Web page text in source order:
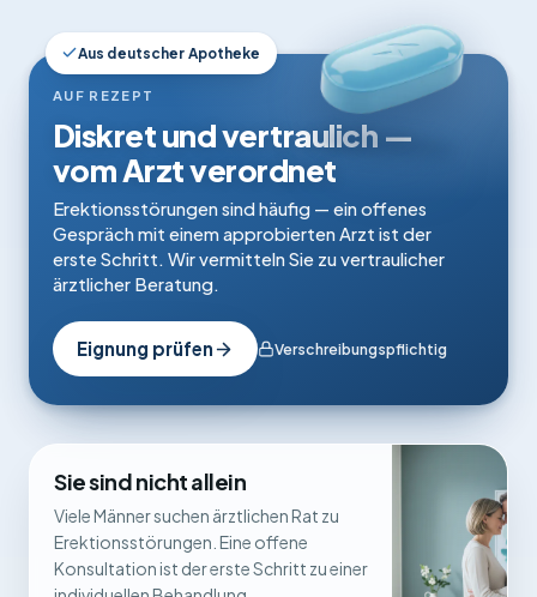
Aus deutscher Apotheke
AUF REZEPT
Diskret und vertraulich —
vom Arzt verordnet
Erektionsstörungen sind häufig — ein offenes
Gespräch mit einem approbierten Arzt ist der
erste Schritt. Wir vermitteln Sie zu vertraulicher
ärztlicher Beratung.
Eignung prüfen Verschreibungspflichtig
Sie sind nicht allein
Viele Männer suchen ärztlichen Rat zu
Erektionsstörungen. Eine offene
Konsultation ist der erste Schritt zu einer